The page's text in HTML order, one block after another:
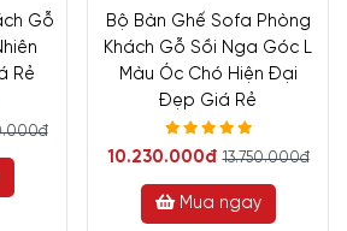
Gỗ
Rẻ
Bộ Bàn Ghế Sofa Phòng
Khách Gỗ Sồi Nga Góc L
Màu Óc Chó Hiện Đại
Đẹp Giá Rẻ
10.230.000đ 13.750.000đ
Mua ngay